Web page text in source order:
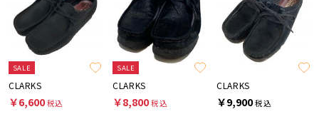
SALE
CLARKS
￥6,600税込
SALE
CLARKS
￥8,800税込
CLARKS
￥9,900税込